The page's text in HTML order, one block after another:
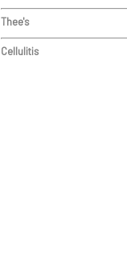
Thee's
Cellulitis